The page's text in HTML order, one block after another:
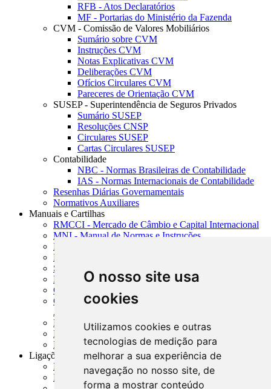
O nosso site usa
cookies
Utilizamos cookies e outras
tecnologias de medição para
melhorar a sua experiência de
navegação no nosso site, de
forma a mostrar conteúdo
RFB - Atos Declaratórios
MF - Portarias do Ministério da Fazenda
CVM - Comissão de Valores Mobiliários
Sumário sobre CVM
Instruções CVM
Notas Explicativas CVM
Deliberações CVM
Ofícios Circulares CVM
Pareceres de Orientação CVM
SUSEP - Superintendência de Seguros Privados
Sumário SUSEP
Resoluções CNSP
Circulares SUSEP
Cartas Circulares SUSEP
Contabilidade
NBC - Normas Brasileiras de Contabilidade
IAS - Normas Internacionais de Contabilidade
Resenhas Diárias Governamentais
Normativos Auxiliares
Manuais e Cartilhas
RMCCI - Mercado de Câmbio e Capital Internacional
MNI - Manual de Normas e Instruções
MTVM - Manual de Títulos e Valores Mobiliários
MCR - Manual de Crédito Rural
SISORF - Manual de Organização do SFN
MASUP - Manual de Supervisão Bancária
CADOC - Catálogo de Documentos
CNAE-CONCLA - Classificação Nacional de
Atividades Econômicas
PMF - Cartilhas do BCB
Manuais Auxiliares do BCB e Cosif-e
Resenhas Diárias Governamentais
Ligações Externas
Links Úteis
Presidência da República